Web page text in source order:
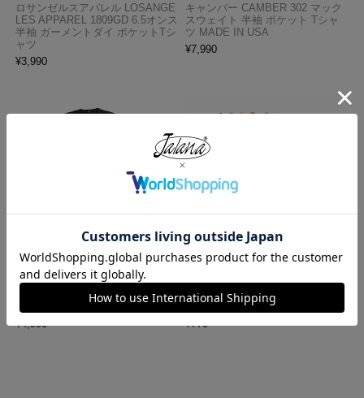
ロサンゼルスアパレル LOSANGE
LES APPAREL 1809GD 6.5オンス
半袖 ガーメントダイ ポケットTシ
ャツ
¥3,990
キャンバー CAMBER 302 マック
スウェイト 半袖 ポケット Tシャ
ツ MADE IN USA
¥7,990
ロサンゼルスアパレル LOSANGE
LES APPAREL 1203GD 8.5オンス
半袖 バインディング ガーメント
¥4,990
ナ アメリカ製 トラディショナル
ペイズリーTHE BANDANNA COM
¥770